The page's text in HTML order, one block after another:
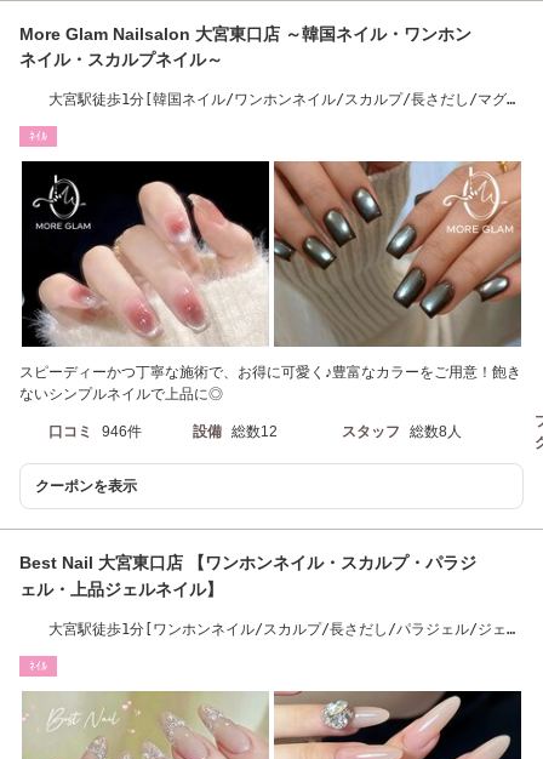
More Glam Nailsalon 大宮東口店 ～韓国ネイル・ワンホン
ネイル・スカルプネイル～
大宮駅徒歩1分[韓国ネイル/ワンホンネイル/スカルプ/長さだし/マグネ
ﾈｲﾙ
スピーディーかつ丁寧な施術で、お得に可愛く♪豊富なカラーをご用意！飽き
ないシンプルネイルで上品に◎
口コミ 946件 設備 総数12 スタッフ 総数8人
クーポンを表示
Best Nail 大宮東口店 【ワンホンネイル・スカルプ・パラジ
ェル・上品ジェルネイル】
大宮駅徒歩1分[ワンホンネイル/スカルプ/長さだし/パラジェル/ジェル
ﾈｲﾙ